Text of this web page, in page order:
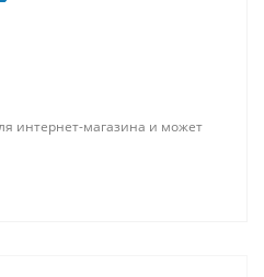
интернет-магазина и может